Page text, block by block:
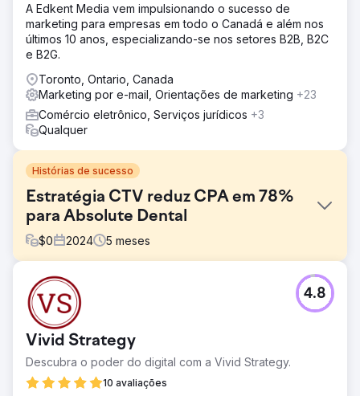
A Edkent Media vem impulsionando o sucesso de
marketing para empresas em todo o Canadá e além nos
últimos 10 anos, especializando-se nos setores B2B, B2C
e B2G.
Toronto, Ontario, Canada
Marketing por e-mail, Orientações de marketing +23
Comércio eletrônico, Serviços jurídicos +3
Qualquer
Histórias de sucesso
Estratégia CTV reduz CPA em 78%
para Absolute Dental
$0 2024 5 meses
Desafio
A Absolute Dental, uma das maiores prestadoras de
serviços odontológicos de Nevada, queria avaliar o
impacto da TV Conectada (CTV) no aumento de
agendamentos de consultas por meio de seu formulário
online. O objetivo era reduzir o custo por aquisição (CPA)
e, ao mesmo tempo, melhorar a eficácia geral dos
anúncios em todos os canais digitais.
Vivid Strategy
Descubra o poder do digital com a Vivid Strategy.
10 avaliações
4.8